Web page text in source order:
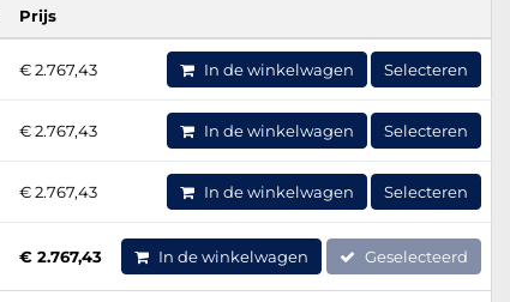
Prijs
€ 2.767,43 In de winkelwagen Selecteren
€ 2.767,43 In de winkelwagen Selecteren
€ 2.767,43 In de winkelwagen Selecteren
€ 2.767,43 In de winkelwagen Geselecteerd